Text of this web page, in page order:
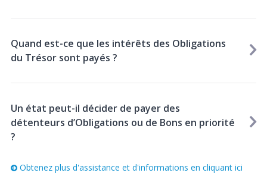
Quand est-ce que les intérêts des Obligations
du Trésor sont payés ?
Un état peut-il décider de payer des
détenteurs d’Obligations ou de Bons en priorité
?
Obtenez plus d'assistance et d'informations en cliquant ici